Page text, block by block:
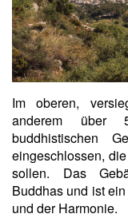
Im oberen,
anderem über
buddhistischen
eingeschlossen,
sollen. Das
Buddhas und ist
und der Harmonie.